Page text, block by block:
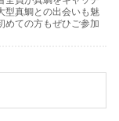
型真鯛との出会いも魅
めての方もぜひご参加